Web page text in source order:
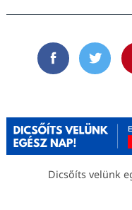
Facebook
Dicsőíts velünk